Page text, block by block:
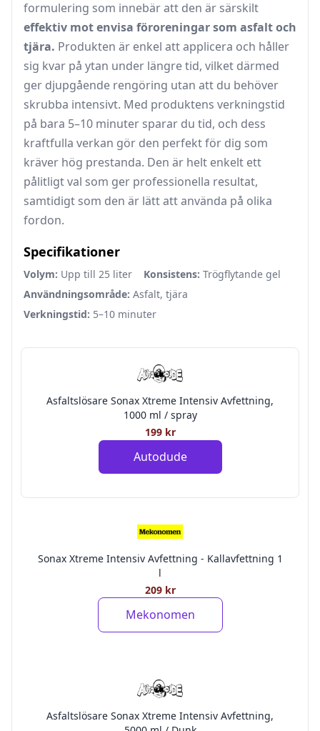
formulering som innebär att den är särskilt
effektiv mot envisa föroreningar som asfalt och
tjära. Produkten är enkel att applicera och håller
sig kvar på ytan under längre tid, vilket därmed
ger djupgående rengöring utan att du behöver
skrubba intensivt. Med produktens verkningstid
på bara 5–10 minuter sparar du tid, och dess
kraftfulla verkan gör den perfekt för dig som
kräver hög prestanda. Den är helt enkelt ett
pålitligt val som ger professionella resultat,
samtidigt som den är lätt att använda på olika
fordon.
Specifikationer
Volym: Upp till 25 liter Konsistens: Trögflytande gel
Användningsområde: Asfalt, tjära
Verkningstid: 5–10 minuter
Asfaltslösare Sonax Xtreme Intensiv Avfettning,
1000 ml / spray
199 kr
Autodude
Sonax Xtreme Intensiv Avfettning - Kallavfettning 1
l
209 kr
Mekonomen
Asfaltslösare Sonax Xtreme Intensiv Avfettning,